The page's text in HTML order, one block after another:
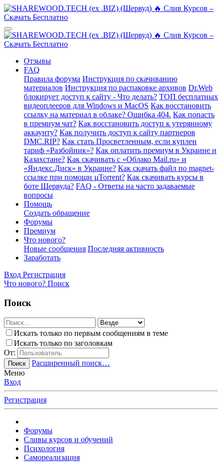
Отзывы
FAQ
Правила форума Инструкция по скачиванию
материалов Инструкция по распаковке архивов Dr.Web
блокирует доступ к сайту - Что делать? ТОП бесплатных
видеоплееров для Windows и MacOS Как восстановить
ссылку на материал в облаке? Ошибка 404. Как попасть
в премиум чат? Как восстановить доступ к утерянному
аккаунту? Как получить доступ к сайту партнеров
DMC.RIP? Как стать Просветленным, если куплен
тариф «Разбойник»? Как оплатить премиум в Украине и
Казахстане? Как скачивать с «Облако Mail.ru» и
«Яндекс.Диск» в Украине? Как скачать файл по magnet-
ссылке при помощи µTorrent? Как скачивать курсы в
боте Шервуда? FAQ - Ответы на часто задаваемые
вопросы
Помощь
Создать обращение
Форумы
Премиум
Что нового?
Новые сообщения Последняя активность
Заработать
Вход Регистрация
Что нового? Поиск
Поиск
Искать только по первым сообщениям в теме
Искать только по заголовкам
От:
Поиск
Расширенный поиск…
Меню
Вход
Регистрация
Форумы
Сливы курсов и обучений
Психология
Самореализация